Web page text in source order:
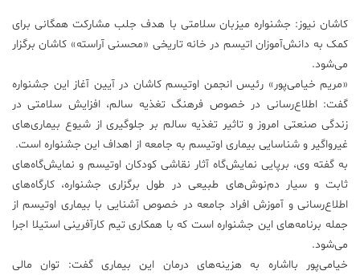
ورزشی
محیط
زیست
علم
فناوری
عکس
پادکست
کاشان نیوز: جشنواره میزبان سلامتی با هدف جلب مشارکت همگانی برای
کمک به دانش‌آموزان اتیسم در خانه تاریخی «محسنی آراسته» کاشان برگزار
می‌شود.
«مریم خیامی‌پور» رئیس انجمن اوتیسم کاشان در آیین آغاز این جشنواره
گفت: اطلاع‌رسانی در خصوص فرهنگ تغذیه سالم، افزایش سلامتی در
زندگی صنعتی امروز و تاثیر تغذیه سالم بر جلوگیری از شیوع بیماری‌های
غیرواگیر و شناسایی بیماری اوتیسم به جامعه از اهداف این جشنواره است.
به گفته وی، برپایی نمایش‌گاه آثار نقاشی کودکان اوتیسم و نمایش‌گاه‌های
ثابت و سیار دم‌نوش‌های طبیعی در طول برگزاری جشنواره، کارگاه‌های
اطلاع‌رسانی و آموزش افراد جامعه در خصوص آشنایی با بیماری اوتیسم از
جمله برنامه‌های این جشنواره است که با همکاری تیم کارآفرینی استیلا اجرا
می‌شود.
خیامی‌پور بااشاره به هزینه‌های درمان این بیماری گفت: توان مالی